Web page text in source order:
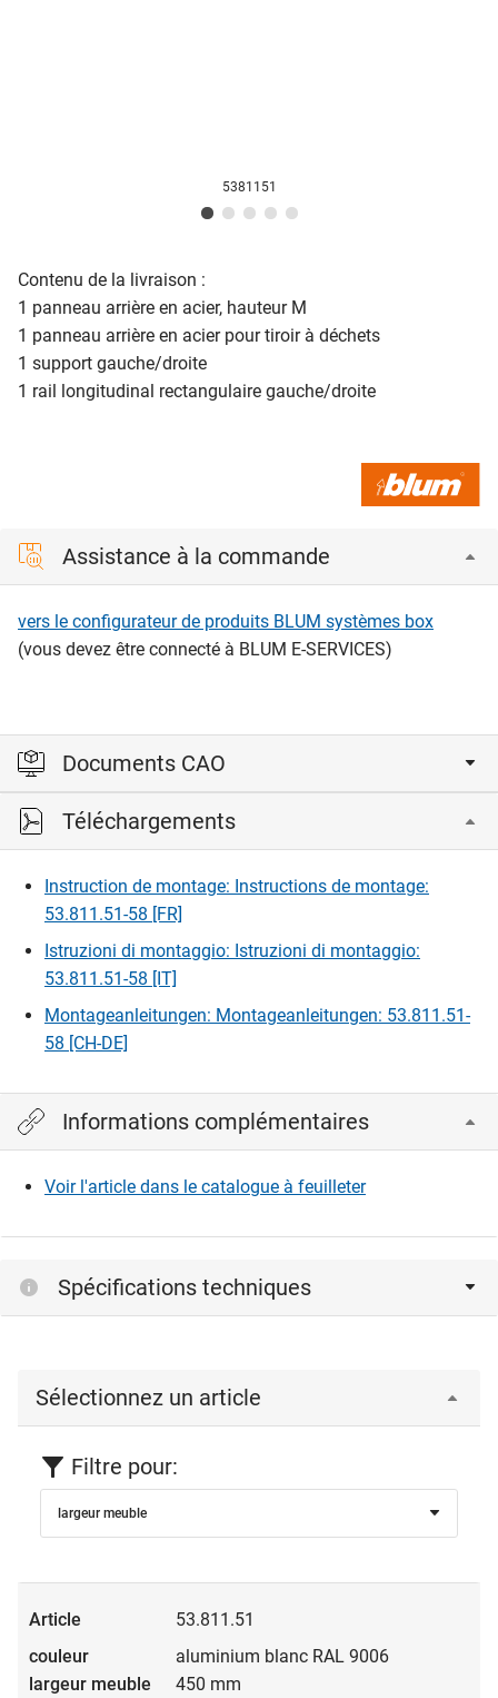
5381151
Contenu de la livraison :
1 panneau arrière en acier, hauteur M
1 panneau arrière en acier pour tiroir à déchets
1 support gauche/droite
1 rail longitudinal rectangulaire gauche/droite
Assistance à la commande
vers le configurateur de produits BLUM systèmes box
(vous devez être connecté à BLUM E-SERVICES)
Documents CAO
Veuillez vous connecter pour afficher et télécharger les
fichiers CAD.
Téléchargements
Instruction de montage: Instructions de montage:
53.811.51-58 [FR]
Istruzioni di montaggio: Istruzioni di montaggio:
53.811.51-58 [IT]
Montageanleitungen: Montageanleitungen: 53.811.51-
58 [CH-DE]
Informations complémentaires
Voir l'article dans le catalogue à feuilleter
Spécifications techniques
Sélectionnez un article
Filtre pour:
largeur meuble
53.811.51
aluminium blanc RAL 9006
450 mm